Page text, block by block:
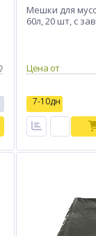
Мешки для
60л, 20 шт, с
Цена от
7-10дн